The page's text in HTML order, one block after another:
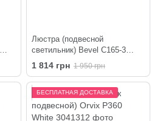
Люстра (подвесной
светильник) Bevel C165-3
White
1 814 грн 1 950 грн
БЕСПЛАТНАЯ ДОСТАВКА